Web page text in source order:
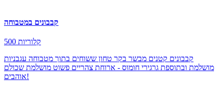
קבבונים במטבוחה
500 קלוריות
קבבונים קטנים מבשר בקר טחון ששוחים בתוך מטבוחה עגבניות
מושלמת ובתוספת גרגירי חומוס - ארוחת צהריים פשוט מושלמת שכולם
אוהבים!